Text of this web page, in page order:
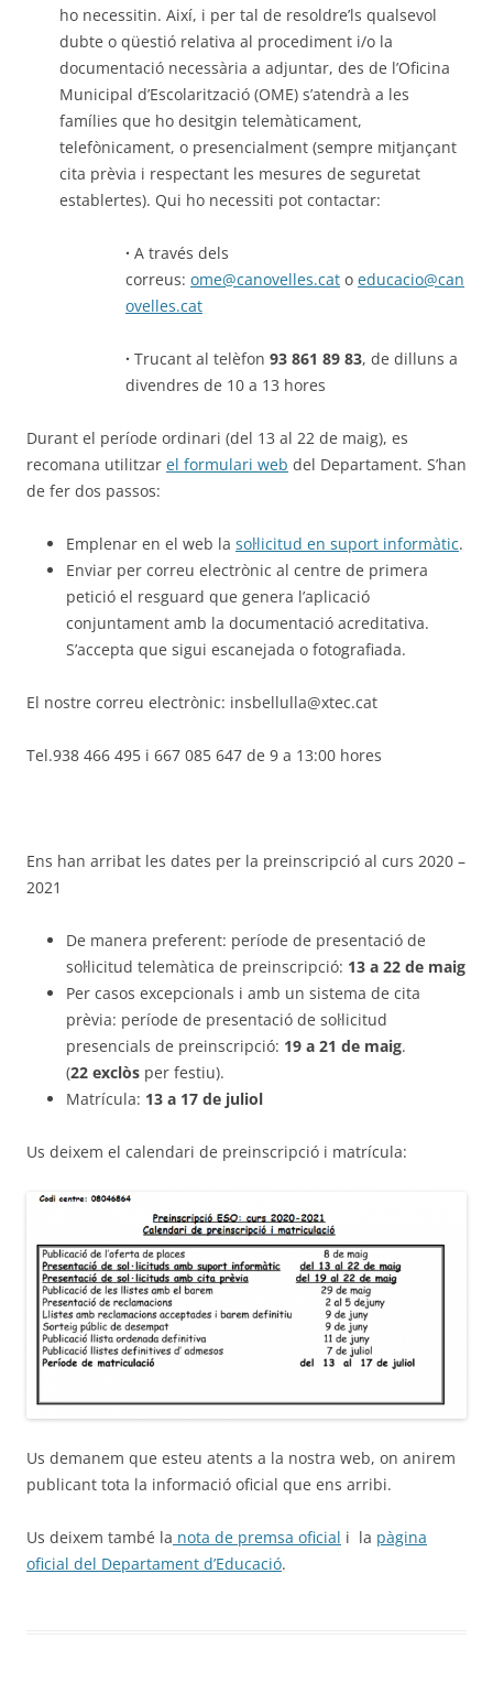
ho necessitin. Així, i per tal de resoldre’ls qualsevol
dubte o qüestió relativa al procediment i/o la
documentació necessària a adjuntar, des de l’Oficina
Municipal d’Escolarització (OME) s’atendrà a les
famílies que ho desitgin telemàticament,
telefònicament, o presencialment (sempre mitjançant
cita prèvia i respectant les mesures de seguretat
establertes). Qui ho necessiti pot contactar:
· A través dels
correus: ome@canovelles.cat o educacio@can
ovelles.cat
· Trucant al telèfon 93 861 89 83, de dilluns a
divendres de 10 a 13 hores
Durant el període ordinari (del 13 al 22 de maig), es
recomana utilitzar el formulari web del Departament. S’han
de fer dos passos:
Emplenar en el web la sol·licitud en suport informàtic.
Enviar per correu electrònic al centre de primera
petició el resguard que genera l’aplicació
conjuntament amb la documentació acreditativa.
S’accepta que sigui escanejada o fotografiada.
El nostre correu electrònic: insbellulla@xtec.cat
Tel.938 466 495 i 667 085 647 de 9 a 13:00 hores
Ens han arribat les dates per la preinscripció al curs 2020 –
2021
De manera preferent: període de presentació de
sol·licitud telemàtica de preinscripció: 13 a 22 de maig
Per casos excepcionals i amb un sistema de cita
prèvia: període de presentació de sol·licitud
presencials de preinscripció: 19 a 21 de maig.
(22 exclòs per festiu).
Matrícula: 13 a 17 de juliol
Us deixem el calendari de preinscripció i matrícula:
Us demanem que esteu atents a la nostra web, on anirem
publicant tota la informació oficial que ens arribi.
Us deixem també la nota de premsa oficial i la pàgina
oficial del Departament d’Educació.